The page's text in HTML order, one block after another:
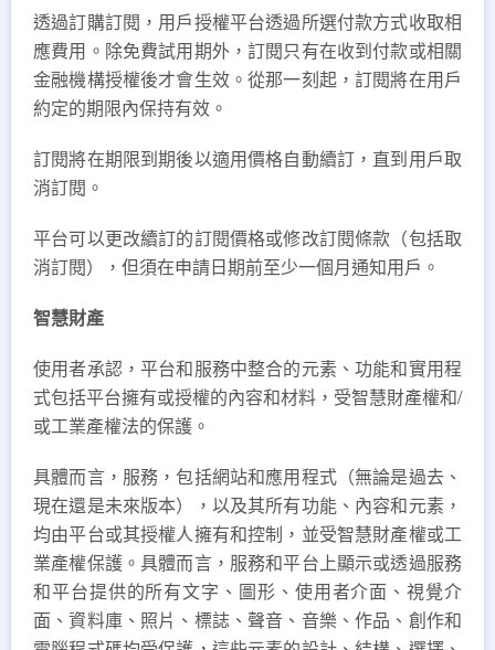
透過訂購訂閱，用戶授權平台透過所選付款方式收取相
應費用。除免費試用期外，訂閱只有在收到付款或相關
金融機構授權後才會生效。從那一刻起，訂閱將在用戶
約定的期限內保持有效。
訂閱將在期限到期後以適用價格自動續訂，直到用戶取
消訂閱。
平台可以更改續訂的訂閱價格或修改訂閱條款（包括取
消訂閱），但須在申請日期前至少一個月通知用戶。
智慧財產
使用者承認，平台和服務中整合的元素、功能和實用程
式包括平台擁有或授權的內容和材料，受智慧財產權和/
或工業產權法的保護。
具體而言，服務，包括網站和應用程式（無論是過去、
現在還是未來版本），以及其所有功能、內容和元素，
均由平台或其授權人擁有和控制，並受智慧財產權或工
業產權保護。具體而言，服務和平台上顯示或透過服務
和平台提供的所有文字、圖形、使用者介面、視覺介
面、資料庫、照片、標誌、聲音、音樂、作品、創作和